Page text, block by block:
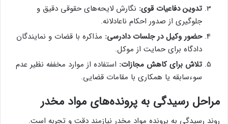
تدوین دفاعیات قوی: نگارش لایحه‌های حقوقی دقیق و
جلوگیری از صدور احکام ناعادلانه.
حضور وکیل در جلسات دادرسی: مذاکره با قضات و نمایندگان
دادگاه برای حمایت از موکل.
تلاش برای کاهش مجازات: استفاده از موارد مخففه نظیر عدم
سوءسابقه یا همکاری با مقامات قضایی.
مراحل رسیدگی به پرونده‌های مواد مخدر
روند رسیدگی به پرونده مواد مخدر نیازمند دقت و تجربه است.